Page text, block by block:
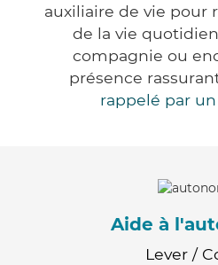
auxiliaire de vie pour
de la vie
compagnie ou
présence
rappelé par
Aide à
Lever /